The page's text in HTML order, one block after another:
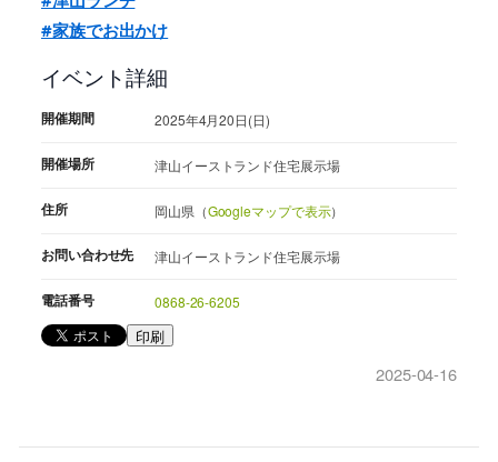
#家族でお出かけ
イベント詳細
開催期間 2025年4月20日(日)
開催場所 津山イーストランド住宅展示場
住所 岡山県（Googleマップで表示）
お問い合わせ先 津山イーストランド住宅展示場
電話番号 0868-26-6205
印刷
2025-04-16